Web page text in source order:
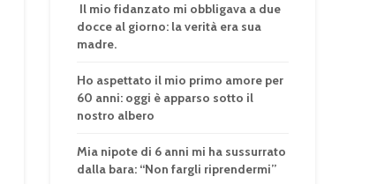
Il mio fidanzato mi obbligava a due
docce al giorno: la verità era sua
madre.
Ho aspettato il mio primo amore per
60 anni: oggi è apparso sotto il
nostro albero
Mia nipote di 6 anni mi ha sussurrato
dalla bara: “Non fargli riprendermi”